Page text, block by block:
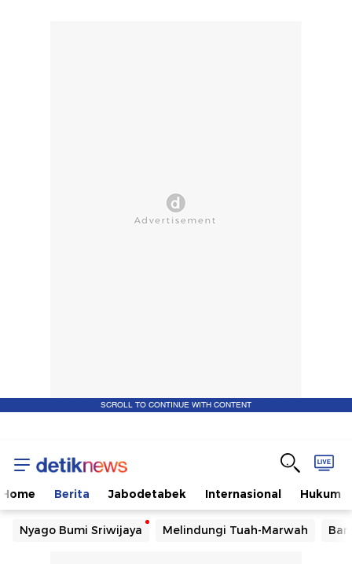
SCROLL TO CONTINUE WITH CONTENT
Home Berita Jabodetabek Internasional Hukum
Nyago Bumi Sriwijaya Melindungi Tuah-Marwah